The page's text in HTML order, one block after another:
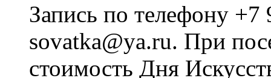
Запись по телефону
sovatka@ya.ru. При
стоимость Дня